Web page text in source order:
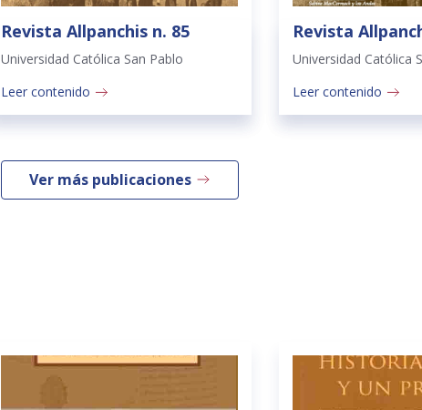
Revista Allpanchis n. 85
Universidad Católica San Pablo
Leer contenido
Revista
Universidad Católica
Leer contenido
Ver más publicaciones